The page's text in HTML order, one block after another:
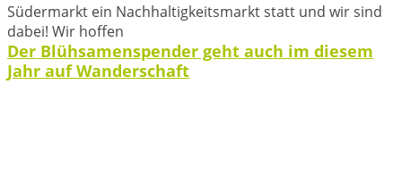
Südermarkt ein Nachhaltigkeitsmarkt statt und wir sind
dabei! Wir hoffen
Der Blühsamenspender geht auch im diesem
Jahr auf Wanderschaft